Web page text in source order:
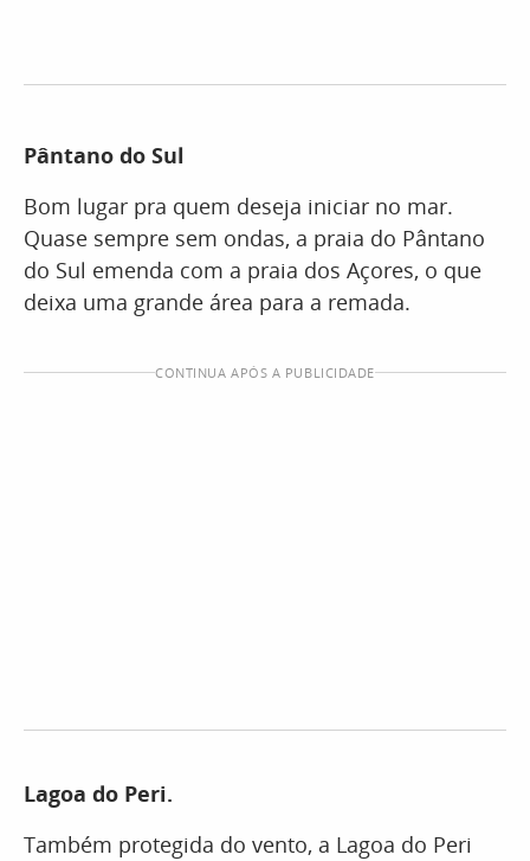
Pântano do Sul
Bom lugar pra quem deseja iniciar no mar.
Quase sempre sem ondas, a praia do Pântano
do Sul emenda com a praia dos Açores, o que
deixa uma grande área para a remada.
CONTINUA APÓS A PUBLICIDADE
Lagoa do Peri.
Também protegida do vento, a Lagoa do Peri